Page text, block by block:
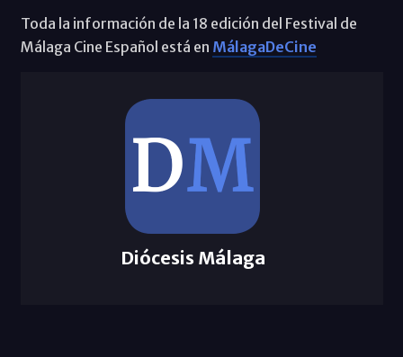
Toda la información de la 18 edición del Festival de
Málaga Cine Español está en MálagaDeCine
Diócesis Málaga